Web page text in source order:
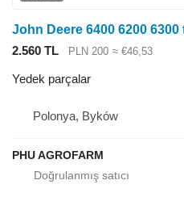
2.560 TL PLN 200 ≈ €46,53
Yedek parçalar
Polonya, Byków
PHU AGROFARM